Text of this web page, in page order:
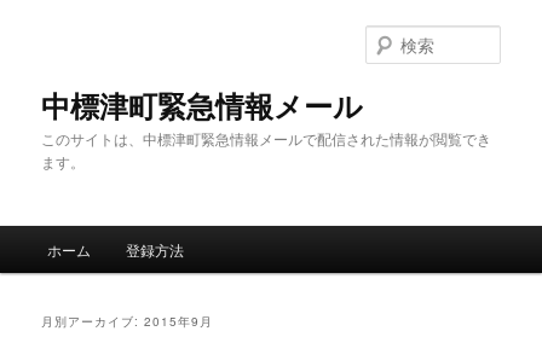
中標津町緊急情報メール
このサイトは、中標津町緊急情報メールで配信された情報が閲覧でき
ます。
索
ホーム 登録方法
月別アーカイブ:2015年9月